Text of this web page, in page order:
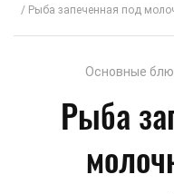
Рыба запеченная под
Основные
Рыба